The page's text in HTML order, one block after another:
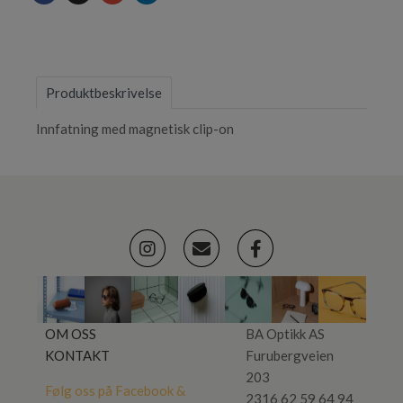
Produktbeskrivelse
Innfatning med magnetisk clip-on
OM OSS
KONTAKT
Følg oss på Facebook &
BA Optikk AS
Furubergveien
203
2316 62 59 64 94